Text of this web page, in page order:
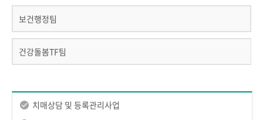
보건행정팀
건강돌봄TF팀
치매상담 및 등록관리사업